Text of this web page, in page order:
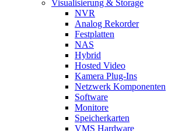
Visualisierung & Storage
NVR
Analog Rekorder
Festplatten
NAS
Hybrid
Hosted Video
Kamera Plug-Ins
Netzwerk Komponenten
Software
Monitore
Speicherkarten
VMS Hardware